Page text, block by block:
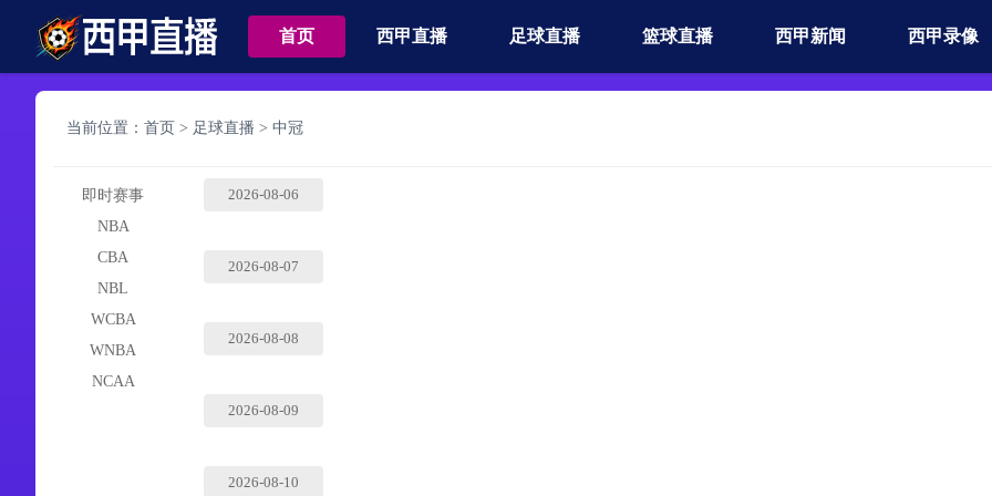
首页 西甲直播 足球直播 篮球直播 西甲新闻 西甲录像
当前位置： 首页 > 足球直播 > 中冠
即时赛事
NBA
CBA
NBL
WCBA
WNBA
NCAA
2026-08-06
2026-08-07
2026-08-08
2026-08-09
2026-08-10